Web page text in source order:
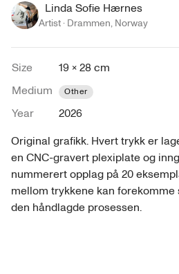
Linda Sofie Hærnes
Artist · Drammen, Norway
Size
19 × 28 cm
Medium
Other
Year
2026
Original grafikk. Hvert trykk er
en CNC-gravert plexiplate og
nummerert opplag på 20
mellom trykkene kan
den håndlagde prosessen.